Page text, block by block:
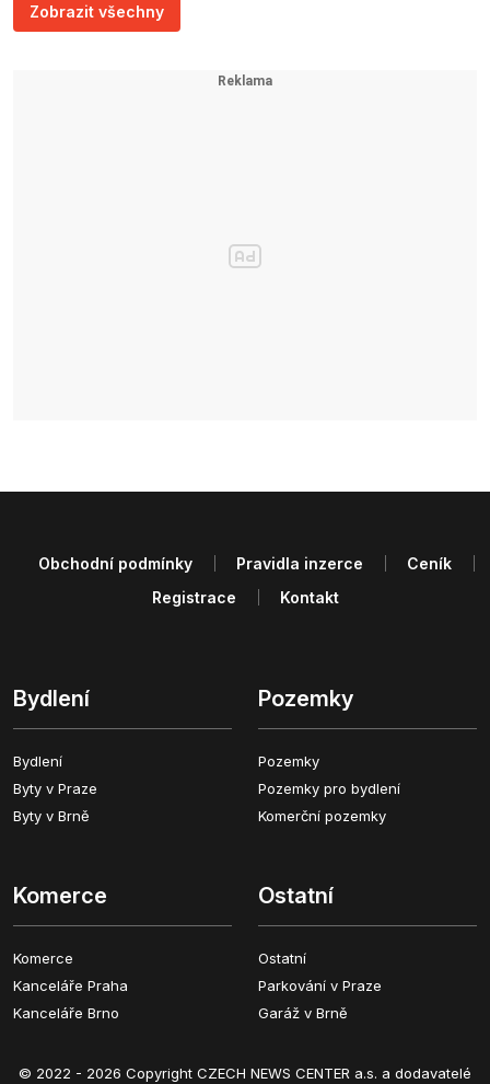
Zobrazit všechny
Bydlení
Bydlení
Byty v Praze
Byty v Brně
Pozemky
Pozemky
Pozemky pro bydlení
Komerční pozemky
Komerce
Komerce
Kanceláře Praha
Kanceláře Brno
Ostatní
Ostatní
Parkování v Praze
Garáž v Brně
Obchodní podmínky Pravidla inzerce
Ceník
Registrace
Kontakt
© 2022 - 2026 Copyright CZECH NEWS CENTER a.s. a dodavatelé